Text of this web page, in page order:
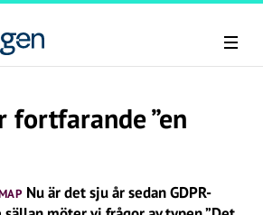
fortfarande ”en
Nu är det sju år sedan GDPR-